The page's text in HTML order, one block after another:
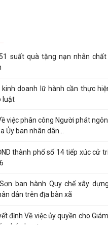
suất quà tặng nạn nhân
kinh doanh lữ hành cần thực
luật
việc phân công Người phát
Ủy ban nhân dân...
thành phố số 14 tiếp xúc cử
ban hành Quy chế xây
dân trên địa bàn xã
định Về việc ủy quyền cho
phép hoạt...